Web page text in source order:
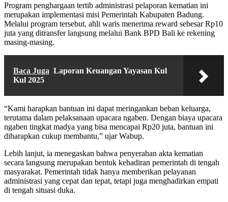
Program penghargaan tertib administrasi pelaporan kematian ini
merupakan implementasi misi Pemerintah Kabupaten Badung.
Melalui program tersebut, ahli waris menerima reward sebesar Rp10
juta yang ditransfer langsung melalui Bank BPD Bali ke rekening
masing-masing.
Baca Juga Laporan Keuangan Yayasan Kul
Kul 2025
“Kami harapkan bantuan ini dapat meringankan beban keluarga,
terutama dalam pelaksanaan upacara ngaben. Dengan biaya upacara
ngaben tingkat madya yang bisa mencapai Rp20 juta, bantuan ini
diharapkan cukup membantu,” ujar Wabup.
Lebih lanjut, ia menegaskan bahwa penyerahan akta kematian
secara langsung merupakan bentuk kehadiran pemerintah di tengah
masyarakat. Pemerintah tidak hanya memberikan pelayanan
administrasi yang cepat dan tepat, tetapi juga menghadirkan empati
di tengah situasi duka.